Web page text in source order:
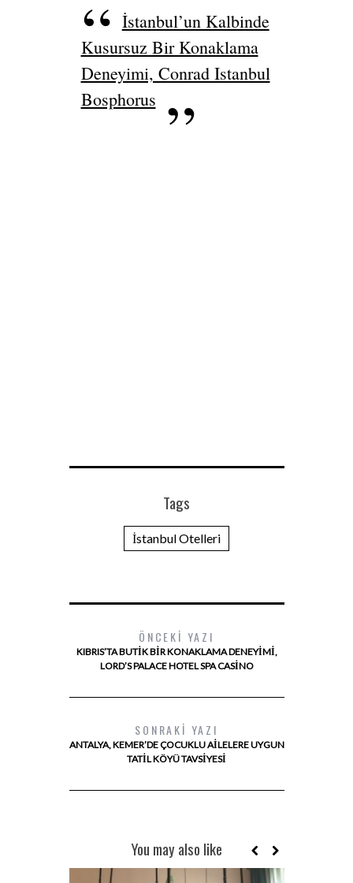
İstanbul’un Kalbinde
Kusursuz Bir Konaklama
Deneyimi, Conrad Istanbul
Bosphorus
Tags
İstanbul Otelleri
ÖNCEKI YAZI
KIBRIS’TA BUTIK BIR KONAKLAMA DENEYIMI,
LORD’S PALACE HOTEL SPA CASINO
SONRAKI YAZI
ANTALYA, KEMER’DE ÇOCUKLU AILELERE UYGUN
TATIL KÖYÜ TAVSIYESI
You may also like